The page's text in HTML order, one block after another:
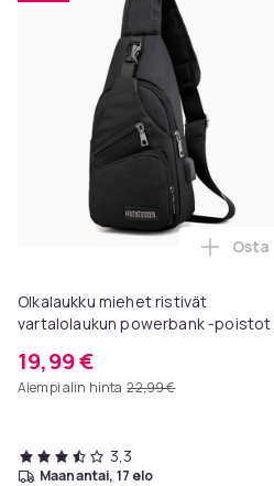
Olkalaukku miehet ristivät
vartalolaukun powerbank -poistot -
19,99 €
Aiempi alin hinta 22,99 €
Osta
3,3
maanantai, 17 elo